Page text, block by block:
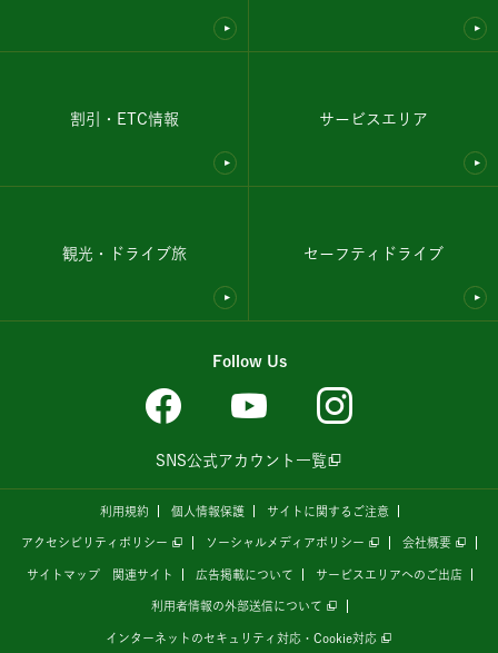
割引・ETC情報 サービスエリア
観光・ドライブ旅 セーフティドライブ
Follow Us
SNS公式アカウント一覧
利用規約 個人情報保護 サイトに関するご注意
アクセシビリティポリシー ソーシャルメディアポリシー 会社概要
サイトマップ 関連サイト 広告掲載について サービスエリアへのご出店
利用者情報の外部送信について
インターネットのセキュリティ対応・Cookie対応